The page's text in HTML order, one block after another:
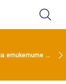
От 9 август цените на етикетите само в евро